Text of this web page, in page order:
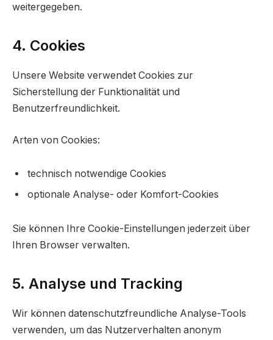
weitergegeben.
4. Cookies
Unsere Website verwendet Cookies zur
Sicherstellung der Funktionalität und
Benutzerfreundlichkeit.
Arten von Cookies:
technisch notwendige Cookies
optionale Analyse- oder Komfort-Cookies
Sie können Ihre Cookie-Einstellungen jederzeit über
Ihren Browser verwalten.
5. Analyse und Tracking
Wir können datenschutzfreundliche Analyse-Tools
verwenden, um das Nutzerverhalten anonym